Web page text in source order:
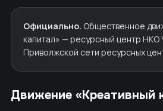
Официально. Общественное
капитал» — ресурсный центр НКО
Приволжской сети ресурсных
Движение «Креативный